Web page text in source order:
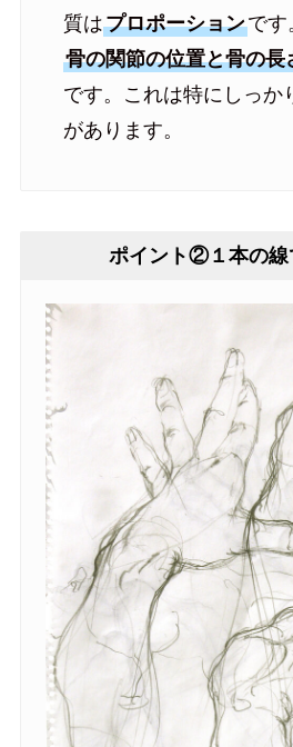
質はプロポーションです
骨の関節の位置と骨の長
です。これは特にしっか
があります。
ポイント②１本の線